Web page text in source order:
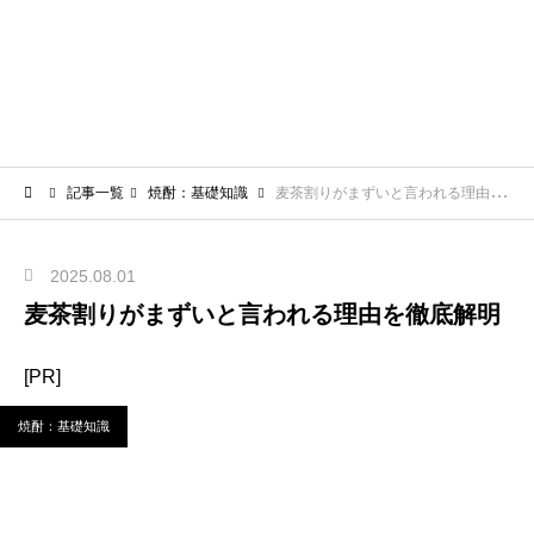
記事一覧 焼酎：基礎知識 麦茶割りがまずいと言われる理由を徹底解明
2025.08.01
麦茶割りがまずいと言われる理由を徹底解明
[PR]
焼酎：基礎知識